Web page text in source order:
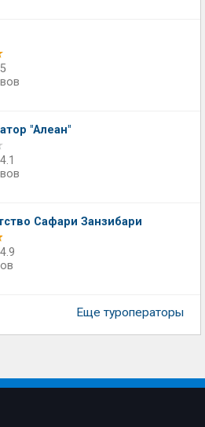
"Алеан"
Сафари Занзибари
Еще туроператоры